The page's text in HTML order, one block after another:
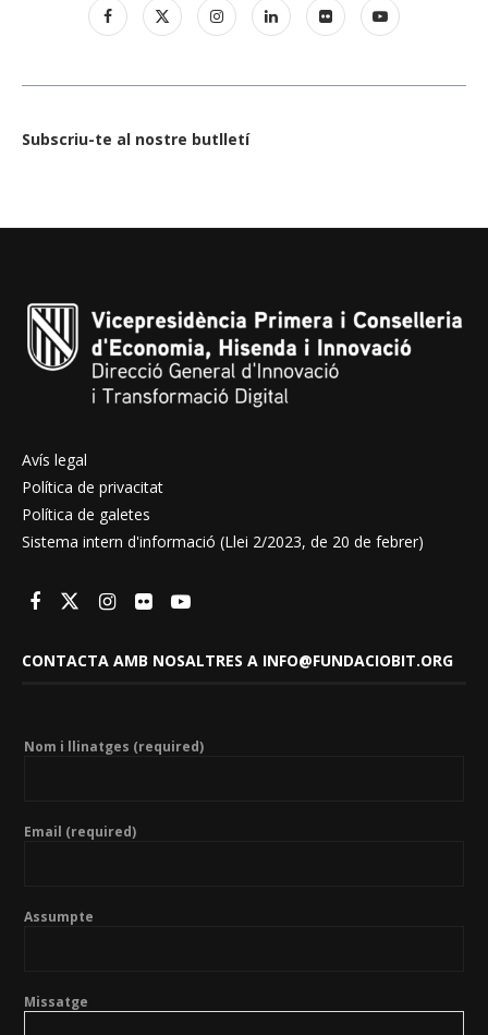
Subscriu-te al nostre butlletí
Avís legal
Política de privacitat
Política de galetes
Sistema intern d'informació (Llei 2/2023, de 20 de febrer)
CONTACTA AMB NOSALTRES A INFO@FUNDACIOBIT.ORG
Nom i llinatges (required)
Email (required)
Assumpte
Missatge